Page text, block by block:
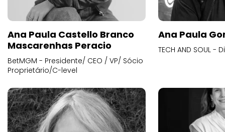
Ana Paula Castello Branco
Mascarenhas Peracio
BetMGM - Presidente/ CEO / VP/ Sócio
Proprietário/C-level
Ana Paula
TECH AND SOUL